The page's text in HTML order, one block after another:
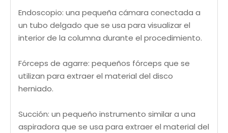
Endoscopio: una pequeña cámara conectada a
un tubo delgado que se usa para visualizar el
interior de la columna durante el procedimiento.
Fórceps de agarre: pequeños fórceps que se
utilizan para extraer el material del disco
herniado.
Succión: un pequeño instrumento similar a una
aspiradora que se usa para extraer el material del